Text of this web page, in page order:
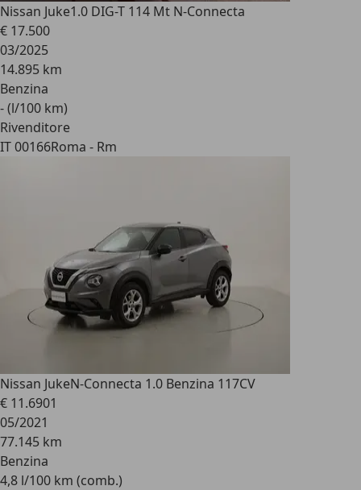
Nissan Juke1.0 DIG-T 114 Mt N-Connecta
€ 17.500
03/2025
14.895 km
Benzina
- (l/100 km)
Rivenditore
IT 00166Roma - Rm
Nissan JukeN-Connecta 1.0 Benzina 117CV
€ 11.6901
05/2021
77.145 km
Benzina
4,8 l/100 km (comb.)